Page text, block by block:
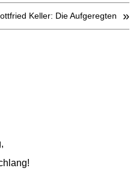
Keller: Die Aufgeregten »